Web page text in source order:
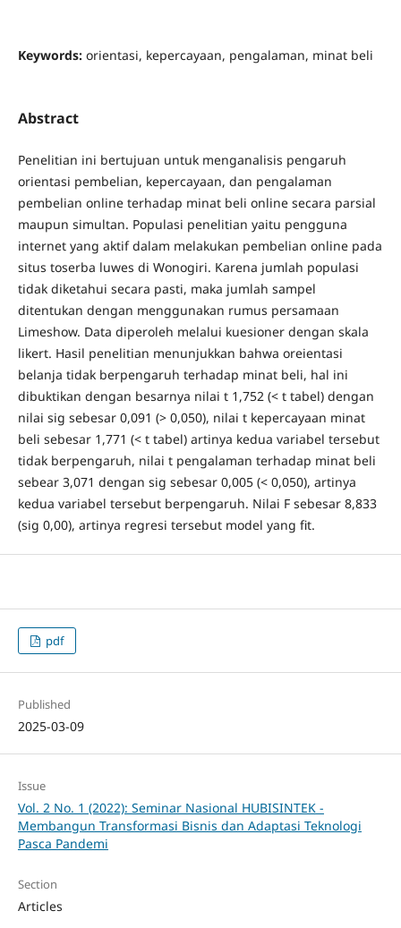
Keywords: orientasi, kepercayaan, pengalaman, minat beli
Abstract
Penelitian ini bertujuan untuk menganalisis pengaruh
orientasi pembelian, kepercayaan, dan pengalaman
pembelian online terhadap minat beli online secara parsial
maupun simultan. Populasi penelitian yaitu pengguna
internet yang aktif dalam melakukan pembelian online pada
situs toserba luwes di Wonogiri. Karena jumlah populasi
tidak diketahui secara pasti, maka jumlah sampel
ditentukan dengan menggunakan rumus persamaan
Limeshow. Data diperoleh melalui kuesioner dengan skala
likert. Hasil penelitian menunjukkan bahwa oreientasi
belanja tidak berpengaruh terhadap minat beli, hal ini
dibuktikan dengan besarnya nilai t 1,752 (< t tabel) dengan
nilai sig sebesar 0,091 (> 0,050), nilai t kepercayaan minat
beli sebesar 1,771 (< t tabel) artinya kedua variabel tersebut
tidak berpengaruh, nilai t pengalaman terhadap minat beli
sebear 3,071 dengan sig sebesar 0,005 (< 0,050), artinya
kedua variabel tersebut berpengaruh. Nilai F sebesar 8,833
(sig 0,00), artinya regresi tersebut model yang fit.
pdf
Published
2025-03-09
Issue
Vol. 2 No. 1 (2022): Seminar Nasional HUBISINTEK -
Membangun Transformasi Bisnis dan Adaptasi Teknologi
Pasca Pandemi
Section
Articles